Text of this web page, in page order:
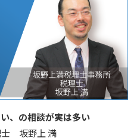
、の相談が実は多い
士 坂野上 満